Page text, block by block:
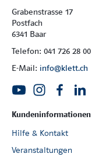
Grabenstrasse 17
Postfach
6341 Baar
Telefon: 041 726 28 00
E-Mail: info@klett.ch
Kundeninformationen
Hilfe & Kontakt
Veranstaltungen